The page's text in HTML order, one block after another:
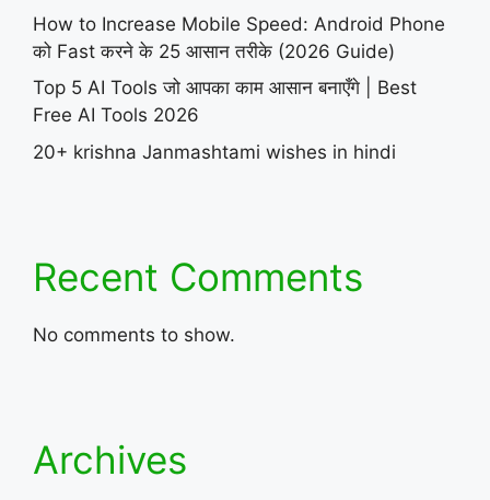
How to Increase Mobile Speed: Android Phone
को Fast करने के 25 आसान तरीके (2026 Guide)
Top 5 AI Tools जो आपका काम आसान बनाएँगे | Best
Free AI Tools 2026
20+ krishna Janmashtami wishes in hindi
Recent Comments
No comments to show.
Archives